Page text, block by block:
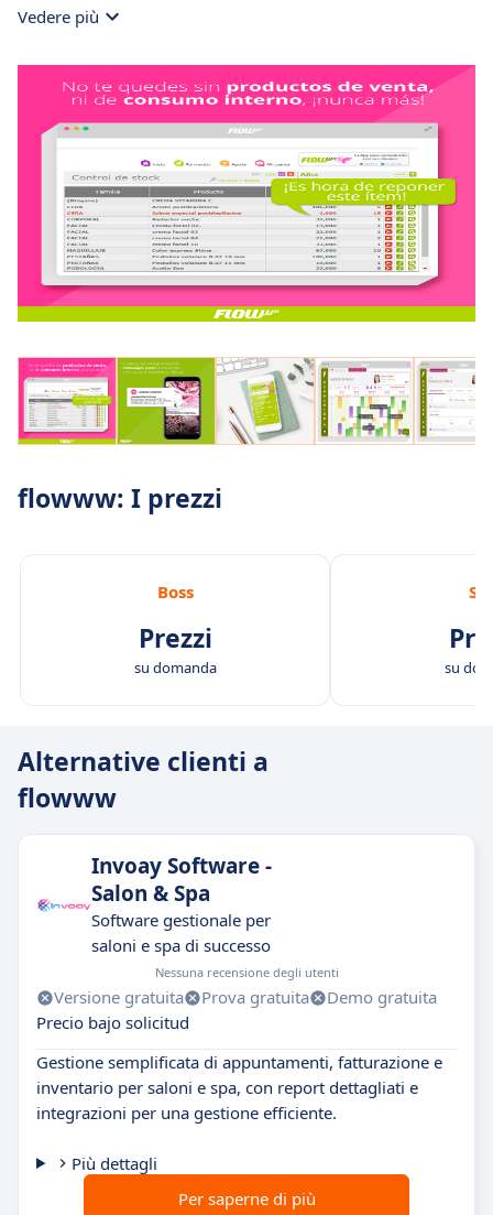
Vedere più
flowww: I prezzi
Boss
Prezzi
su domanda su
Alternative clienti a
flowww
Invoay Software -
Salon & Spa
Software gestionale per
saloni e spa di successo
Nessuna recensione degli utenti
Versione gratuita Prova gratuita
Demo gratuita
Precio bajo solicitud
Gestione semplificata di appuntamenti, fatturazione e
inventario per saloni e spa, con report dettagliati e
integrazioni per una gestione efficiente.
Più dettagli
Per saperne di più